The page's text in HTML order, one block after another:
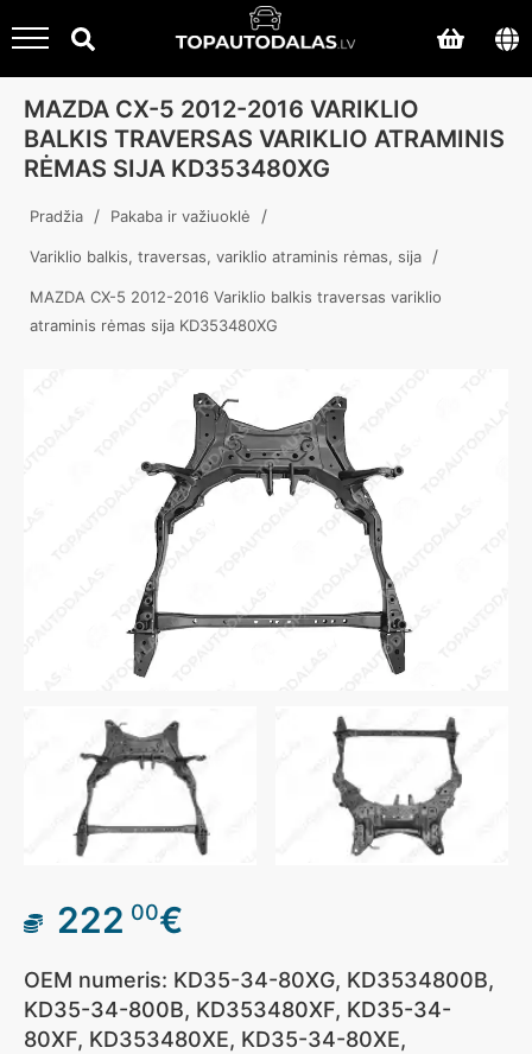
MAZDA CX-5 2012-2016 VARIKLIO
BALKIS TRAVERSAS VARIKLIO ATRAMINIS
RĖMAS SIJA KD353480XG
Pradžia / Pakaba ir važiuoklė /
Variklio balkis, traversas, variklio atraminis rėmas, sija /
MAZDA CX-5 2012-2016 Variklio balkis traversas variklio
atraminis rėmas sija KD353480XG
222 00€
OEM numeris: KD35-34-80XG, KD3534800B,
KD35-34-800B, KD353480XF, KD35-34-
80XF, KD353480XE, KD35-34-80XE,